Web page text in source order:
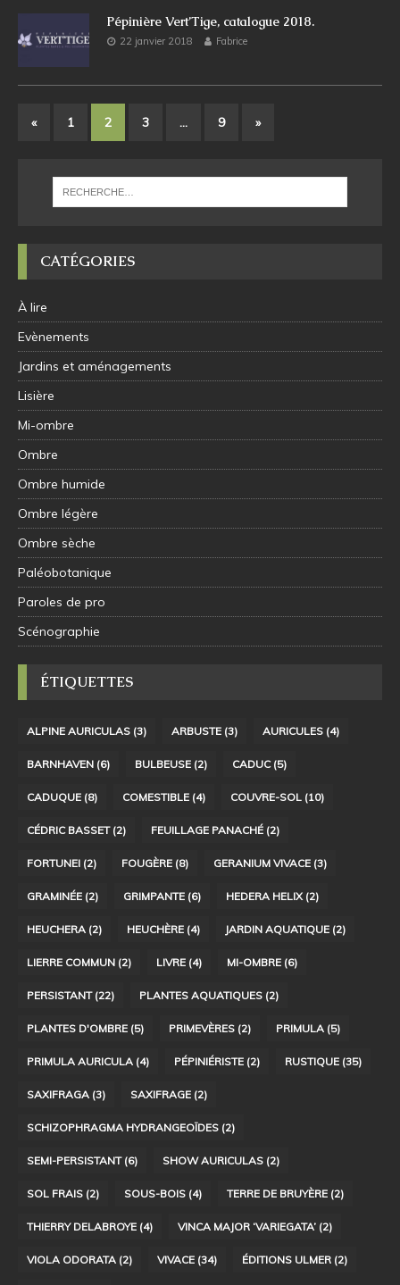
Pépinière Vert’Tige, catalogue 2018.
22 janvier 2018 Fabrice
« 1 2 3 … 9 »
CATÉGORIES
À lire
Evènements
Jardins et aménagements
Lisière
Mi-ombre
Ombre
Ombre humide
Ombre légère
Ombre sèche
Paléobotanique
Paroles de pro
Scénographie
ÉTIQUETTES
ALPINE AURICULAS (3) ARBUSTE (3) AURICULES (4)
BARNHAVEN (6) BULBEUSE (2) CADUC(5)
CADUQUE (8) COMESTIBLE (4) COUVRE-SOL (10)
CÉDRIC BASSET(2) FEUILLAGE PANACHÉ (2)
FORTUNEI (2) FOUGÈRE (8) GERANIUM VIVACE (3)
GRAMINÉE (2) GRIMPANTE (6) HEDERA HELIX (2)
HEUCHERA (2) HEUCHÈRE (4) JARDIN AQUATIQUE (2)
LIERRE COMMUN (2) LIVRE (4) MI-OMBRE (6)
PERSISTANT(22) PLANTES AQUATIQUES (2)
PLANTES D'OMBRE (5) PRIMEVÈRES (2) PRIMULA (5)
PRIMULA AURICULA (4) PÉPINIÉRISTE (2) RUSTIQUE (35)
SAXIFRAGA (3) SAXIFRAGE (2)
SCHIZOPHRAGMA HYDRANGEOÏDES (2)
SEMI-PERSISTANT(6) SHOW AURICULAS (2)
SOL FRAIS (2) SOUS-BOIS (4) TERRE DE BRUYÈRE (2)
THIERRY DELABROYE (4) VINCA MAJOR ‘VARIEGATA’ (2)
VIOLA ODORATA (2) VIVACE (34) ÉDITIONS ULMER (2)